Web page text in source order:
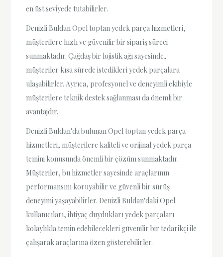
en üst seviyede tutabilirler.
Denizli Buldan Opel toptan yedek parça hizmetleri,
müşterilere hızlı ve güvenilir bir sipariş süreci
sunmaktadır. Çağdaş bir lojistik ağı sayesinde,
müşteriler kısa sürede istedikleri yedek parçalara
ulaşabilirler. Ayrıca, profesyonel ve deneyimli ekibiyle
müşterilere teknik destek sağlanması da önemli bir
avantajdır.
Denizli Buldan'da bulunan Opel toptan yedek parça
hizmetleri, müşterilere kaliteli ve orijinal yedek parça
temini konusunda önemli bir çözüm sunmaktadır.
Müşteriler, bu hizmetler sayesinde araçlarının
performansını koruyabilir ve güvenli bir sürüş
deneyimi yaşayabilirler. Denizli Buldan'daki Opel
kullanıcıları, ihtiyaç duydukları yedek parçaları
kolaylıkla temin edebilecekleri güvenilir bir tedarikçi ile
çalışarak araçlarına özen gösterebilirler.